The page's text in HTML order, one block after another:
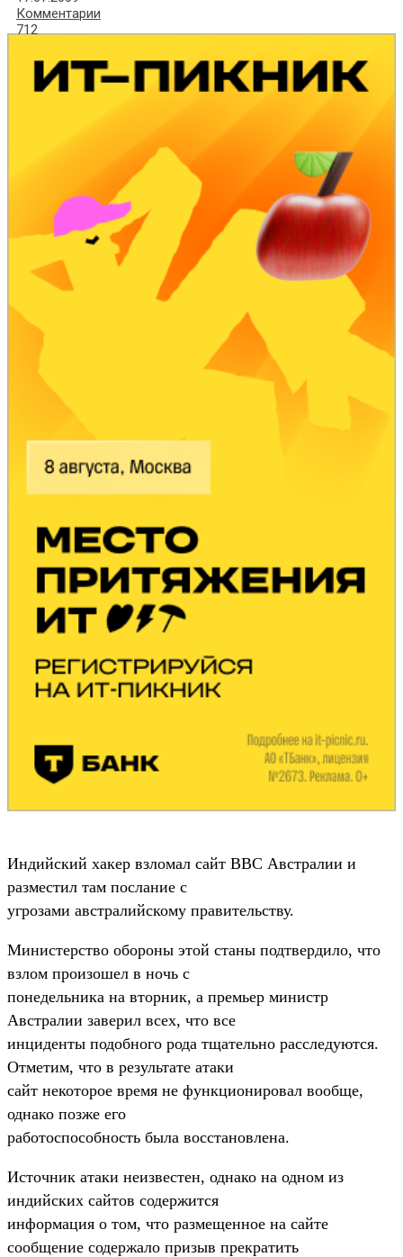
Комментарии
712
Индийский хакер взломал сайт ВВС Австралии и
разместил там послание с
угрозами австралийскому правительству.
Министерство обороны этой станы подтвердило, что
взлом произошел в ночь с
понедельника на вторник, а премьер министр
Австралии заверил всех, что все
инциденты подобного рода тщательно расследуются.
Отметим, что в результате атаки
сайт некоторое время не функционировал вообще,
однако позже его
работоспособность была восстановлена.
Источник атаки неизвестен, однако на одном из
индийских сайтов содержится
информация о том, что размещенное на сайте
сообщение содержало призыв прекратить